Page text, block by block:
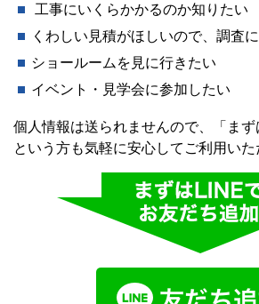
工事にいくらかかるのか知りたい
くわしい見積がほしいので、調査
ショールームを見に行きたい
イベント・見学会に参加したい
個人情報は送られませんので、「まず
という方も気軽に安心してご利用いた